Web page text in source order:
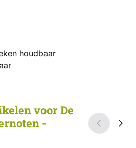
houdbaar
voorDe
-